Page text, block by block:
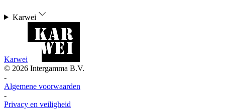
Karwei
Karwei
© 2026 Intergamma B.V.
-
Algemene voorwaarden
-
Privacy en veiligheid